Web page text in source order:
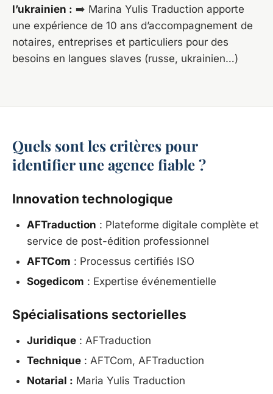
l’ukrainien : ➡️ Marina Yulis Traduction apporte
une expérience de 10 ans d’accompagnement de
notaires, entreprises et particuliers pour des
besoins en langues slaves (russe, ukrainien…)
Quels sont les critères pour
identifier une agence fiable ?
Innovation technologique
AFTraduction : Plateforme digitale complète et
service de post-édition professionnel
AFTCom : Processus certifiés ISO
Sogedicom : Expertise événementielle
Spécialisations sectorielles
Juridique : AFTraduction
Technique : AFTCom, AFTraduction
Notarial : Maria Yulis Traduction